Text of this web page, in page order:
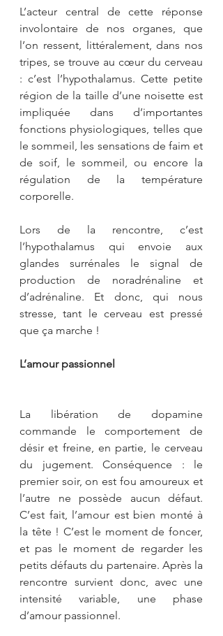
L’acteur central de cette réponse
involontaire de nos organes, que
l’on ressent, littéralement, dans nos
tripes, se trouve au cœur du cerveau
: c’est l’hypothalamus. Cette petite
région de la taille d’une noisette est
impliquée dans d’importantes
fonctions physiologiques, telles que
le sommeil, les sensations de faim et
de soif, le sommeil, ou encore la
régulation de la température
corporelle.
Lors de la rencontre, c’est
l’hypothalamus qui envoie aux
glandes surrénales le signal de
production de noradrénaline et
d’adrénaline. Et donc, qui nous
stresse, tant le cerveau est pressé
que ça marche !
L’amour passionnel
La libération de dopamine
commande le comportement de
désir et freine, en partie, le cerveau
du jugement. Conséquence : le
premier soir, on est fou amoureux et
l’autre ne possède aucun défaut.
C’est fait, l’amour est bien monté à
la tête ! C’est le moment de foncer,
et pas le moment de regarder les
petits défauts du partenaire. Après la
rencontre survient donc, avec une
intensité variable, une phase
d’amour passionnel.